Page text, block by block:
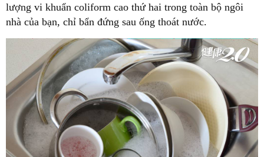
lượng vi khuẩn coliform cao thứ hai trong toàn bộ ngôi
nhà của bạn, chỉ bẩn đứng sau ống thoát nước.